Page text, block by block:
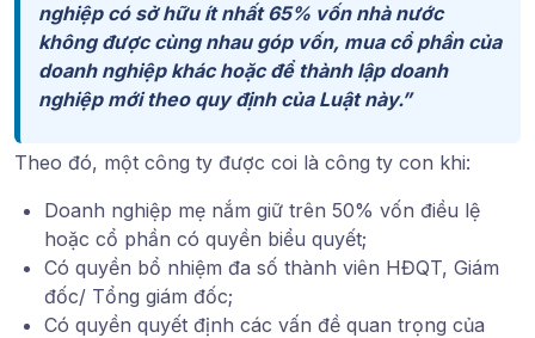
nghiệp có sở hữu ít nhất 65% vốn nhà nước
không được cùng nhau góp vốn, mua cổ phần của
doanh nghiệp khác hoặc để thành lập doanh
nghiệp mới theo quy định của Luật này.”
Theo đó, một công ty được coi là công ty con khi:
Doanh nghiệp mẹ nắm giữ trên 50% vốn điều lệ
hoặc cổ phần có quyền biểu quyết;
Có quyền bổ nhiệm đa số thành viên HĐQT, Giám
đốc/ Tổng giám đốc;
Có quyền quyết định các vấn đề quan trọng của